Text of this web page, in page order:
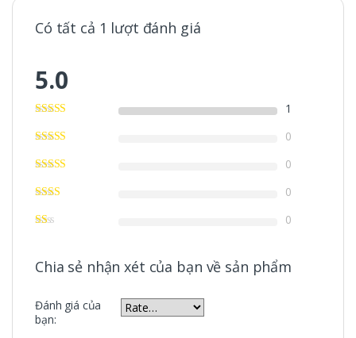
Có tất cả 1 lượt đánh giá
5.0
1
0
0
0
0
Chia sẻ nhận xét của bạn về sản phẩm
Đánh giá của
bạn: